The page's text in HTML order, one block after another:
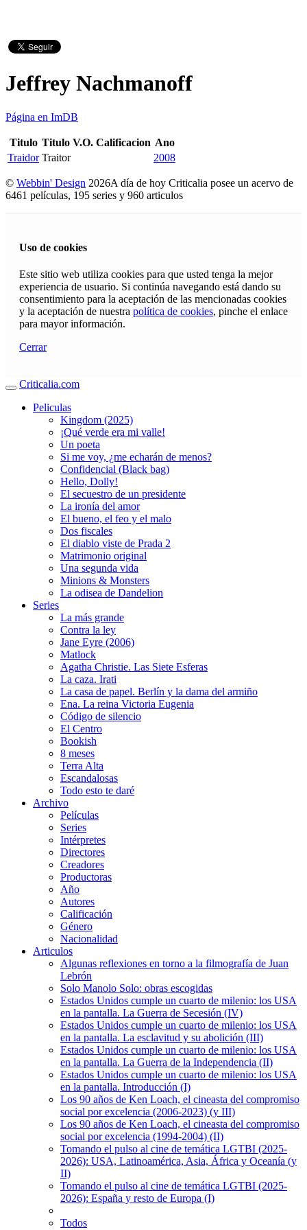
Jeffrey Nachmanoff
Página en ImDB
Titulo Titulo V.O. Calificacion Ano
Traidor Traitor 2008
© Webbin' Design 2026A día de hoy Criticalia posee un acervo de
6461 películas, 195 series y 960 articulos
Uso de cookies
Este sitio web utiliza cookies para que usted tenga la mejor
experiencia de usuario. Si continúa navegando está dando su
consentimiento para la aceptación de las mencionadas cookies
y la aceptación de nuestra política de cookies, pinche el enlace
para mayor información.
Cerrar
Criticalia.com
Peliculas
Kingdom (2025)
¡Qué verde era mi valle!
Un poeta
Si me voy, ¿me echarán de menos?
Confidencial (Black bag)
Hello, Dolly!
El secuestro de un presidente
La ironía del amor
El bueno, el feo y el malo
Dos fiscales
El diablo viste de Prada 2
Matrimonio original
Una segunda vida
Minions & Monsters
La odisea de Dandelion
Series
La más grande
Contra la ley
Jane Eyre (2006)
Matlock
Agatha Christie. Las Siete Esferas
La caza. Irati
La casa de papel. Berlín y la dama del armiño
Ena. La reina Victoria Eugenia
Código de silencio
El Centro
Bookish
8 meses
Terra Alta
Escandalosas
Todo esto te daré
Archivo
Películas
Series
Intérpretes
Directores
Creadores
Productoras
Año
Autores
Calificación
Género
Nacionalidad
Articulos
Algunas reflexiones en torno a la filmografía de Juan
Lebrón
Solo Manolo Solo: obras escogidas
Estados Unidos cumple un cuarto de milenio: los USA
en la pantalla. La Guerra de Secesión (IV)
Estados Unidos cumple un cuarto de milenio: los USA
en la pantalla. La esclavitud y su abolición (III)
Estados Unidos cumple un cuarto de milenio: los USA
en la pantalla. La Guerra de la Independencia (II)
Estados Unidos cumple un cuarto de milenio: los USA
en la pantalla. Introducción (I)
Los 90 años de Ken Loach, el cineasta del compromiso
social por excelencia (2006-2023) (y III)
Los 90 años de Ken Loach, el cineasta del compromiso
social por excelencia (1994-2004) (II)
Tomando el pulso al cine de temática LGTBI (2025-
2026): USA, Latinoamérica, Asia, África y Oceanía (y
II)
Tomando el pulso al cine de temática LGTBI (2025-
2026): España y resto de Europa (I)
Todos